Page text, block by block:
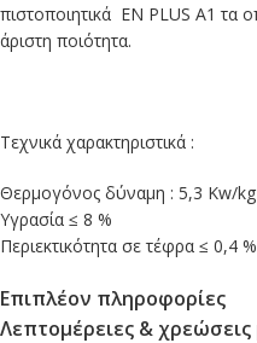
πιστοποιητικά EN PLUS A1 τα
άριστη ποιότητα.
Τεχνικά χαρακτηριστικά :
Θερμογόνος δύναμη : 5,3 Kw/kg
Υγρασία ≤ 8 %
Περιεκτικότητα σε τέφρα ≤ 0,4 %
Επιπλέον πληροφορίες
Λεπτομέρειες &